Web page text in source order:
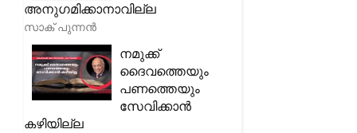
അനുഗമിക്കാനാവില്ല
സാക് പുന്നൻ
നമുക്ക്
ദൈവത്തെയും
പണത്തെയും
സേവിക്കാൻ
കഴിയില്ല